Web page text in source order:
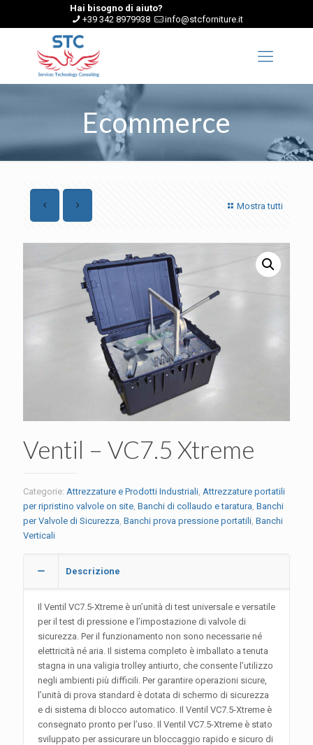
Hai bisogno di aiuto?
+39 342 8979938
info@stcforniture.it
Ecommerce
Mostra tutti
Ventil – VC7.5 Xtreme
Categorie: Attrezzature e Prodotti Industriali Attrezzature portatili
per ripristino valvole on site Banchi di collaudo e taratura Banchi
per Valvole di Sicurezza Banchi prova pressione portatili Banchi
Verticali
Descrizione
Il Ventil VC7.5-Xtreme è un’unità di test universale e versatile
per il test di pressione e l’impostazione di valvole di
sicurezza. Per il funzionamento non sono necessarie né
elettricità né aria. Il sistema completo è imballato a tenuta
stagna in una valigia trolley antiurto, che consente l’utilizzo
negli ambienti più difficili. Per garantire operazioni sicure,
l’unità di prova standard è dotata di schermo di sicurezza
e di sistema di blocco automatico. Il Ventil VC7.5-Xtreme è
consegnato pronto per l’uso. Il Ventil VC7.5-Xtreme è stato
sviluppato per assicurare un bloccaggio rapido e sicuro di